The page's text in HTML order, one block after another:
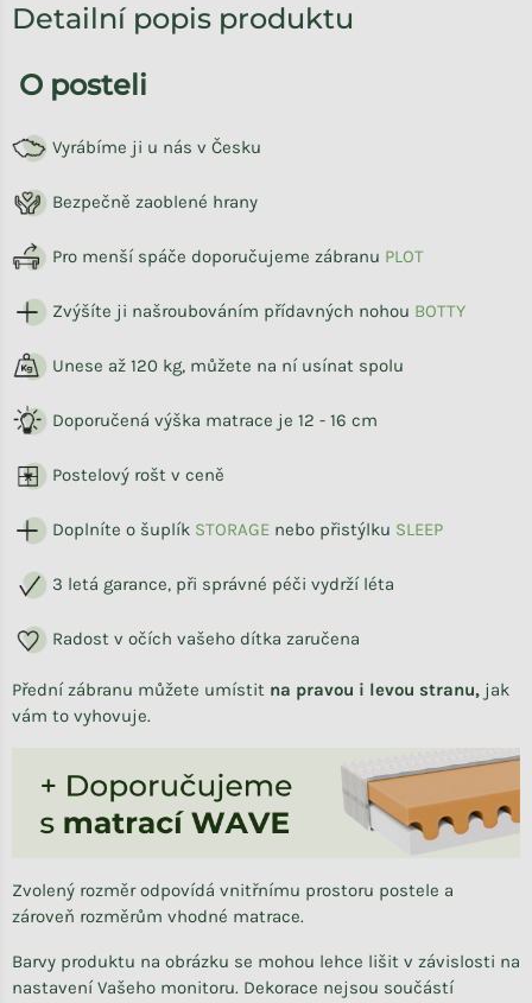
Detailní popis produktu
O posteli
Vyrábíme ji u nás v Česku
Bezpečně zaoblené hrany
Pro menší spáče doporučujeme zábranu PLOT
Zvýšíte ji našroubováním přídavných nohou BOTTY
Unese až 120 kg, můžete na ní usínat spolu
Doporučená výška matrace je 12 - 16 cm
Postelový rošt v ceně
Doplníte o šuplík STORAGE nebo přistýlku SLEEP
3 letá garance, při správné péči vydrží léta
Radost v očích vašeho dítka zaručena
Přední zábranu můžete umístit na pravou i levou stranu, jak
vám to vyhovuje.
Zvolený rozměr odpovídá vnitřnímu prostoru postele a
zároveň rozměrům vhodné matrace.
Barvy produktu na obrázku se mohou lehce lišit v závislosti na
nastavení Vašeho monitoru. Dekorace nejsou součástí